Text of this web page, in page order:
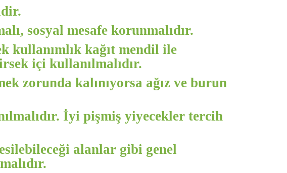
sosyal mesafe korunmalıdır.
kullanımlık kağıt mendil ile
içi kullanılmalıdır.
zorunda kalınıyorsa ağız ve burun
İyi pişmiş yiyecekler tercih
alanlar gibi genel